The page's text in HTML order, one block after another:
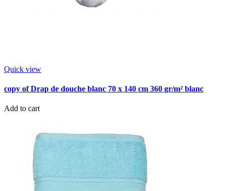
Quick view
copy of Drap de douche blanc 70 x 140 cm 360 gr/m² blanc
Add to cart